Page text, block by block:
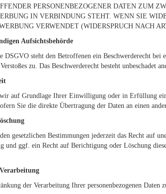
PERSONENBEZOGENER DATEN ZUM
IN VERBINDUNG STEHT. WENN SIE
VERWENDET (WIDERSPRUCH NACH
Aufsichts­behörde
DSGVO steht den Betroffenen ein Beschwerderecht
zu. Das Beschwerderecht besteht
auf Grundlage Ihrer Einwilligung oder in Erfüllung
Sie die direkte Übertragung der Daten an einen
gesetzlichen Bestimmungen jederzeit das Recht auf
und ggf. ein Recht auf Berichtigung oder Löschung
der Verarbeitung Ihrer personenbezogenen